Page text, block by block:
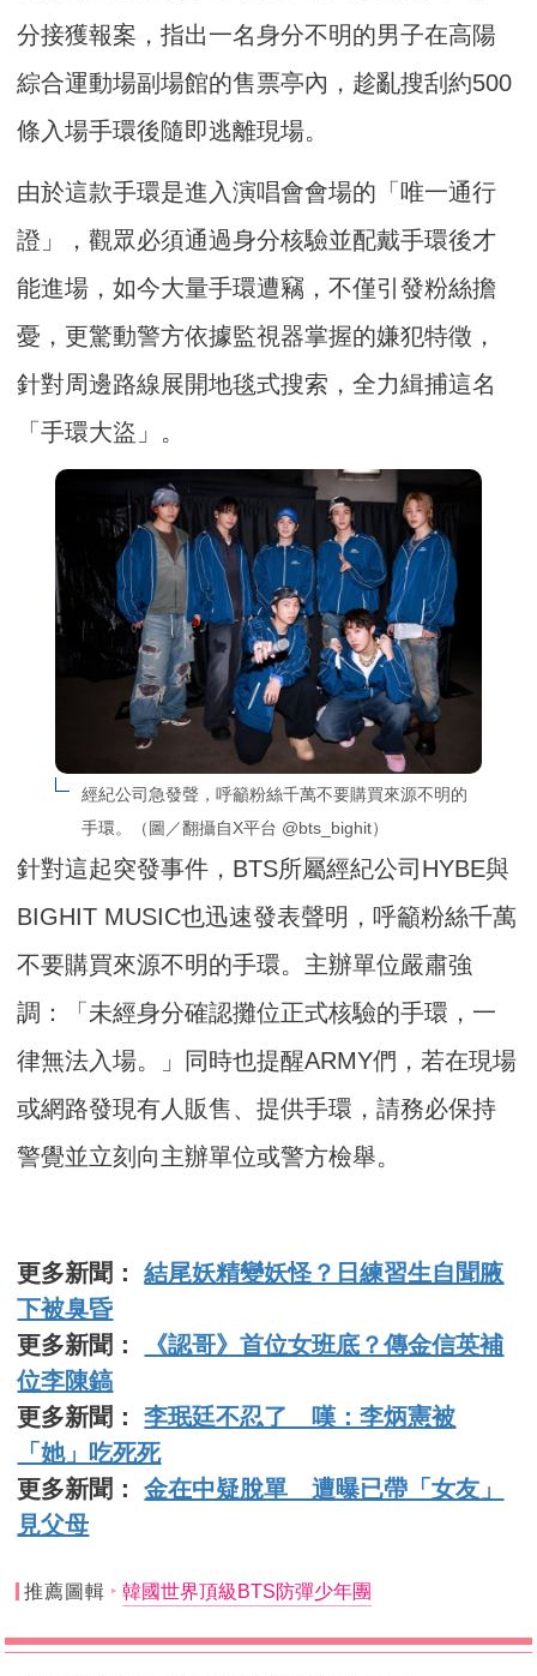
分接獲報案，指出一名身分不明的男子在高陽
綜合運動場副場館的售票亭內，趁亂搜刮約500
條入場手環後隨即逃離現場。
由於這款手環是進入演唱會會場的「唯一通行
證」，觀眾必須通過身分核驗並配戴手環後才
能進場，如今大量手環遭竊，不僅引發粉絲擔
憂，更驚動警方依據監視器掌握的嫌犯特徵，
針對周邊路線展開地毯式搜索，全力緝捕這名
「手環大盜」。
經紀公司急發聲，呼籲粉絲千萬不要購買來源不明的
手環。（圖／翻攝自X平台 @bts_bighit）
針對這起突發事件，BTS所屬經紀公司HYBE與
BIGHIT MUSIC也迅速發表聲明，呼籲粉絲千萬
不要購買來源不明的手環。主辦單位嚴肅強
調：「未經身分確認攤位正式核驗的手環，一
律無法入場。」同時也提醒ARMY們，若在現場
或網路發現有人販售、提供手環，請務必保持
警覺並立刻向主辦單位或警方檢舉。
更多新聞：結尾妖精變妖怪？日練習生自聞腋
下被臭昏
更多新聞：
《認哥》首位女班底？傳金信英補
位李陳鎬
更多新聞：李珉廷不忍了 嘆：李炳憲被
「她」吃死死
更多新聞：金在中疑脫單 遭曝已帶「女友」
見父母
推薦圖輯 韓國世界頂級BTS防彈少年團